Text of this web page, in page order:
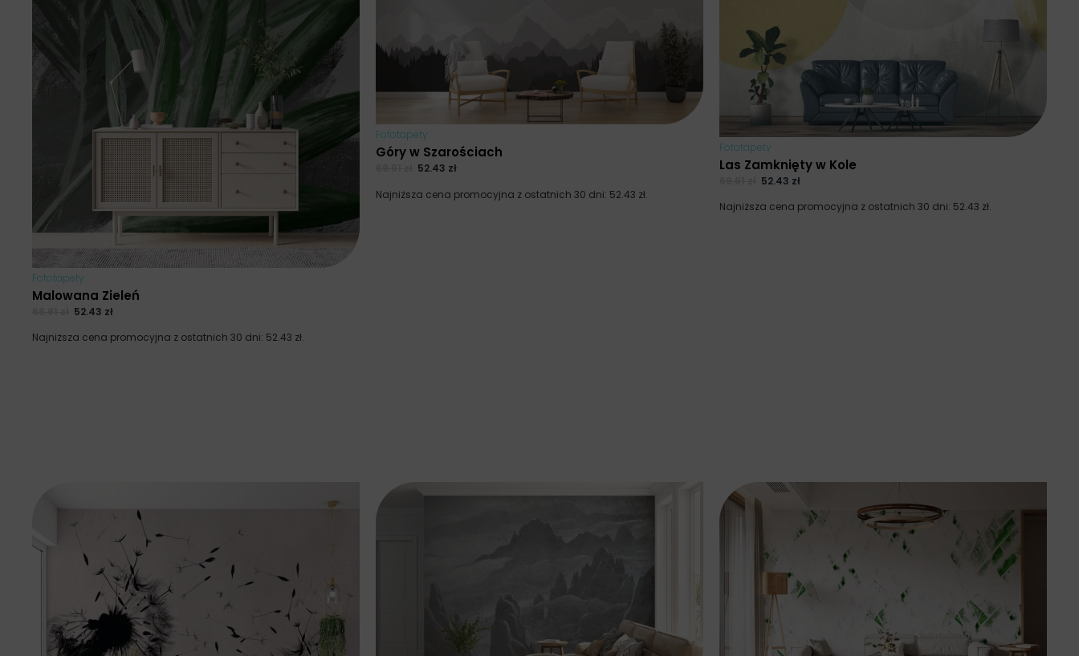
Fototapety
Malowana Zieleń
52.43 zł
Najniższa cena promocyjna z ostatnich 30 dni: 52.43 zł.
Fototapety
Góry w Szarościach
52.43 zł
Najniższa cena promocyjna z ostatnich 30 dni: 52.43 zł.
Fototapety
Las Zamknięty w Kole
52.43 zł
Najniższa cena promocyjna z ostatnich 30 dni: 52.43 zł.